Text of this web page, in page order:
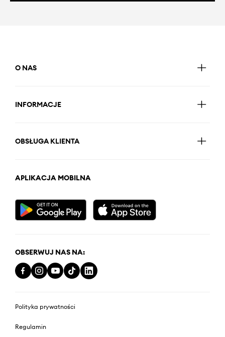
O NAS
INFORMACJE
OBSŁUGA KLIENTA
APLIKACJA MOBILNA
OBSERWUJ NAS NA:
Polityka prywatności
Regulamin